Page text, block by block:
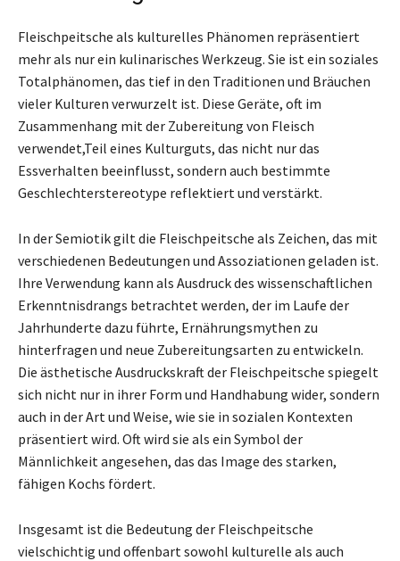
Fleischpeitsche als kulturelles Phänomen repräsentiert
mehr als nur ein kulinarisches Werkzeug. Sie ist ein soziales
Totalphänomen, das tief in den Traditionen und Bräuchen
vieler Kulturen verwurzelt ist. Diese Geräte, oft im
Zusammenhang mit der Zubereitung von Fleisch
verwendet,Teil eines Kulturguts, das nicht nur das
Essverhalten beeinflusst, sondern auch bestimmte
Geschlechterstereotype reflektiert und verstärkt.
In der Semiotik gilt die Fleischpeitsche als Zeichen, das mit
verschiedenen Bedeutungen und Assoziationen geladen ist.
Ihre Verwendung kann als Ausdruck des wissenschaftlichen
Erkenntnisdrangs betrachtet werden, der im Laufe der
Jahrhunderte dazu führte, Ernährungsmythen zu
hinterfragen und neue Zubereitungsarten zu entwickeln.
Die ästhetische Ausdruckskraft der Fleischpeitsche spiegelt
sich nicht nur in ihrer Form und Handhabung wider, sondern
auch in der Art und Weise, wie sie in sozialen Kontexten
präsentiert wird. Oft wird sie als ein Symbol der
Männlichkeit angesehen, das das Image des starken,
fähigen Kochs fördert.
Insgesamt ist die Bedeutung der Fleischpeitsche
vielschichtig und offenbart sowohl kulturelle als auch